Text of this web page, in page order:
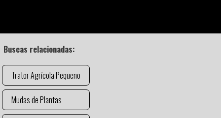
Buscas relacionadas:
Trator Agrícola Pequeno
Mudas de Plantas